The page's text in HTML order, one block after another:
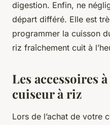
digestion. Enfin, ne
départ différé. Elle est
programmer la cuisson
riz fraîchement cuit à
Les accessoires
cuiseur à riz
Lors de l’achat de votre